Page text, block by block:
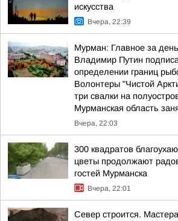
искусства
Вчера, 22:39
Мурман: Главное за
Владимир Путин
определении границ
Волонтеры "Чистой
три свалки на
Мурманская область
Вчера, 22:03
300 квадратов
цветы продолжают
гостей Мурманска
Вчера, 22:01
Север строится.